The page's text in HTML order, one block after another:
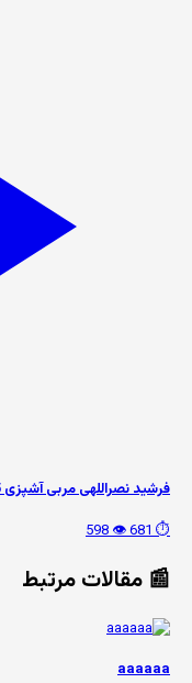
فرشید نصراللهی مربی آشپزی 1403/11/15 آموزش تزیین و دورچین غذا
⏱️ 681
👁️ 598
📰 مقالات مرتبط
aaaaaa